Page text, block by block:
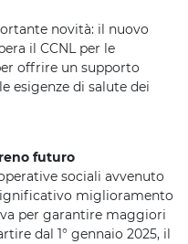
novità: il nuovo
il CCNL per le
offrire un supporto
esigenze di salute dei
futuro
sociali avvenuto
miglioramento
per garantire maggiori
dal 1° gennaio 2025, il